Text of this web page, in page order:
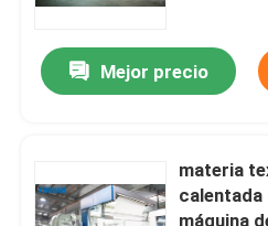
Mejor precio
materia
calentada
máquina